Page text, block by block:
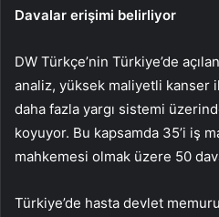
Davalar erişimi belirliyor
DW Türkçe’nin Türkiye’de
analiz, yüksek maliyetli kanser
daha fazla yargı sistemi
koyuyor. Bu kapsamda 35’i iş
mahkemesi olmak üzere 50
Türkiye’de hasta devlet